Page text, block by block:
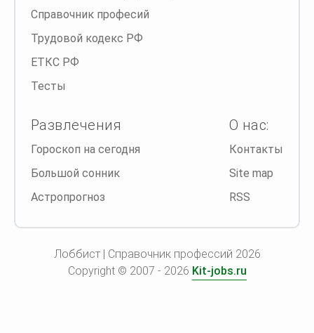
Справочник професий
Трудовой кодекс РФ
ЕТКС РФ
Тесты
Развлечения
Гороскоп на сегодня
Большой сонник
Астропрогноз
О нас:
Контакты
Site map
RSS
Лоббист | Справочник профессий 2026
Copyright © 2007 - 2026 Kit-jobs.ru